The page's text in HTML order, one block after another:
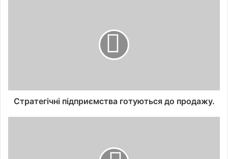
Стратегічні підприємства готуються до продажу.